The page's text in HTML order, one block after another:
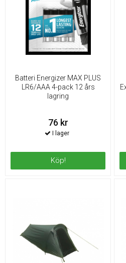
Batteri Energizer MAX PLUS
LR6/AAA 4-pack 12 års
lagring
76 kr
Köp!